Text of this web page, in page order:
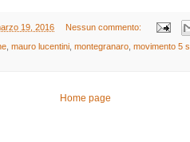
19, 2016 Nessun commento:
mauro lucentini montegranaro movimento 5
Home page